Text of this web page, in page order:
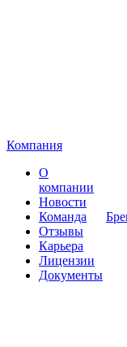
Компания
О
компании
Новости
Команда
Отзывы
Карьера
Лицензии
Документы